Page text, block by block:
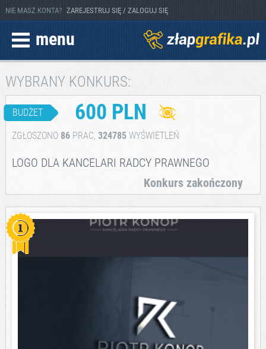
NIE MASZ KONTA? ZAREJESTRUJ SIĘ / ZALOGUJ SIĘ
menu
WYBRANY KONKURS:
BUDŻET 600 PLN
ZGŁOSZONO 86PRAC, 324785WYŚWIETLEŃ
LOGO DLA KANCELARI RADCY PRAWNEGO
Konkurs zakończony